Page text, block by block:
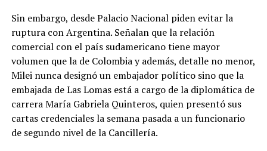
Sin embargo, desde Palacio Nacional piden evitar la
ruptura con Argentina. Señalan que la relación
comercial con el país sudamericano tiene mayor
volumen que la de Colombia y además, detalle no menor,
Milei nunca designó un embajador político sino que la
embajada de Las Lomas está a cargo de la diplomática de
carrera María Gabriela Quinteros, quien presentó sus
cartas credenciales la semana pasada a un funcionario
de segundo nivel de la Cancillería.